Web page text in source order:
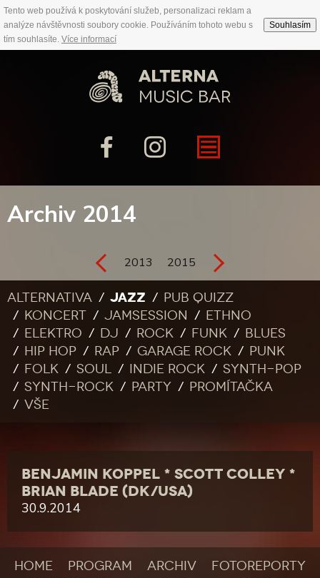
Tento web používá k poskytování služeb, personalizaci reklam a
analýze návštěvnosti soubory cookie. Používáním tohoto webu s
tím souhlasíte. Více informací
Souhlasím
Archiv 2014
2013 2015
Alternativa JAZZ
Pub quizz
Koncert
Jamsession
Ethno
Elektro
DJ Rock Funk
Blues
Hip Hop
Rap Garage rock
Punk
Folk
Soul Indie rock
Synth-pop
Synth-rock
Party
Promítačka
Vše
BENJAMIN KOPPEL * SCOTT COLLEY *
BRIAN BLADE (DK/USA)
30.9.2014
HOME PROGRAM ARCHIV
FOTOREPORTY